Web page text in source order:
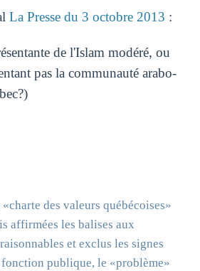
La Presse du 3 octobre 2013 :
de l'Islam modéré, ou
pas la communauté arabo-
des valeurs québécoises»
affirmées les balises aux
et exclus les signes
publique, le «problème»